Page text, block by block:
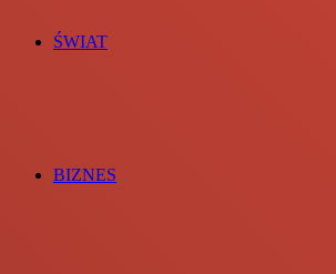
ŚWIAT
BIZNES